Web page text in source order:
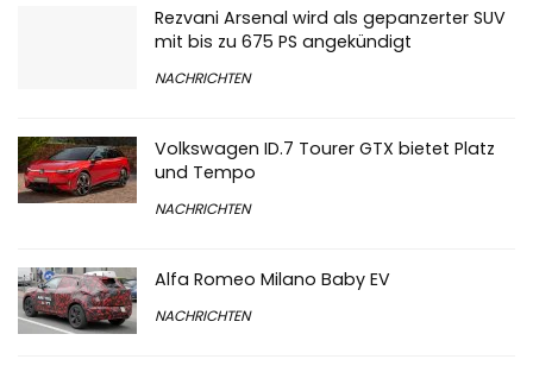
Rezvani Arsenal wird als gepanzerter SUV
mit bis zu 675 PS angekündigt
NACHRICHTEN
Volkswagen ID.7 Tourer GTX bietet Platz
und Tempo
NACHRICHTEN
Alfa Romeo Milano Baby EV
NACHRICHTEN